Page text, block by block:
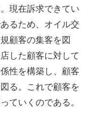
現在訴求できてい
るため、オイル交
顧客の集客を図
した顧客に対して
性を構築し、顧客
る。これで顧客を
ていくのである。